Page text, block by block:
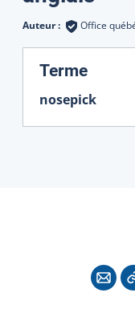
Auteur : Office
Terme:
nosepick